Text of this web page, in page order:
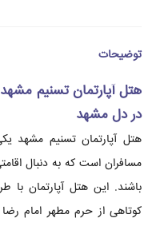
توضیحات
هتل آپارتمان تسنیم
در دل مشهد
هتل آپارتمان تسنیم مشهد
مسافران است که به دنبال
باشند. این هتل آپارتمان
کوتاهی از حرم مطهر امام